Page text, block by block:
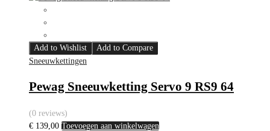
Add to Wishlist
Add to Compare
Sneeuwkettingen
Pewag Sneeuwketting Servo 9 RS9 64
(0 reviews)
€ 139,00 Toevoegen aan winkelwagen